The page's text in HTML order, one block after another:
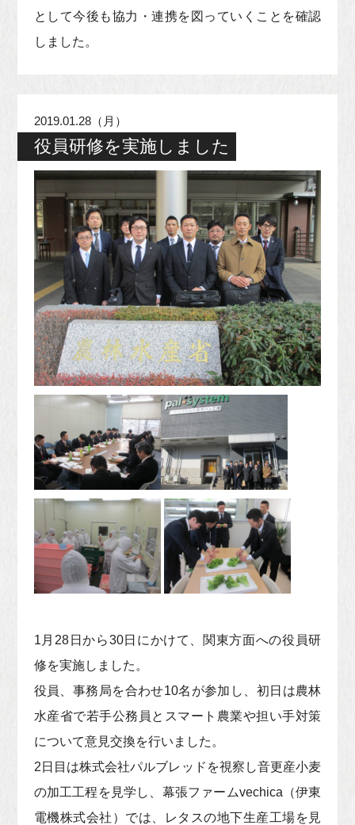
として今後も協力・連携を図っていくことを確認
しました。
2019.01.28（月）
役員研修を実施しました
1月28日から30日にかけて、関東方面への役員研
修を実施しました。
役員、事務局を合わせ10名が参加し、初日は農林
水産省で若手公務員とスマート農業や担い手対策
について意見交換を行いました。
2日目は株式会社パルブレッドを視察し音更産小麦
の加工工程を見学し、幕張ファームvechica（伊東
電機株式会社）では、レタスの地下生産工場を見